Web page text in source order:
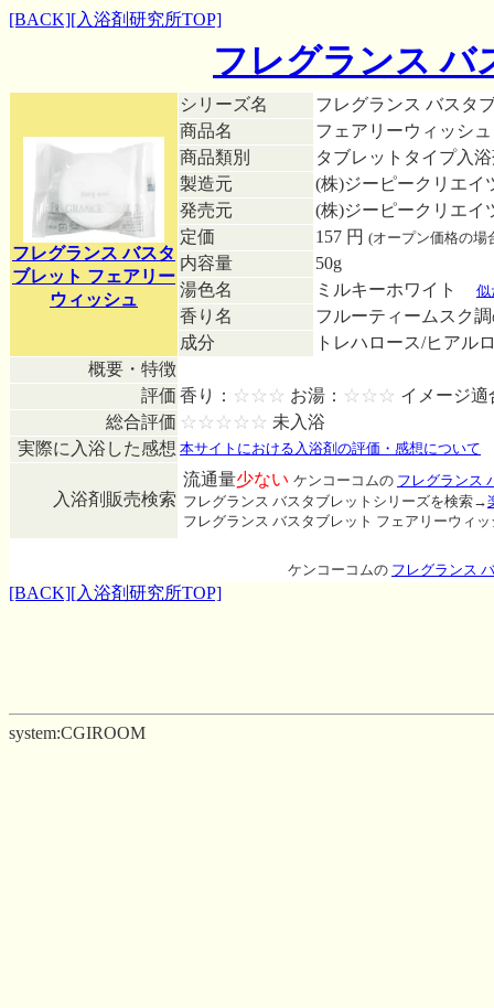
[BACK][入浴剤研究所TOP]
フレグランス バ
フレグランス バスタ
ブレット フェアリー
ウィッシュ
シリーズ名
フレグランス バスタ
商品名
フェアリーウィッシュ
商品類別
タブレットタイプ入
製造元
(株)ジーピークリエイ
発売元
(株)ジーピークリエイ
定価
157 円 (オープン価格の場
内容量
50g
湯色名
ミルキーホワイト 似
香り名
フルーティームスク
成分
トレハロース/ヒアル
概要・特徴
評価 香り： ☆☆☆ お湯： ☆☆☆ イメージ適
総合評価 ☆☆☆☆☆ 未入浴
実際に入浴した感想 本サイトにおける入浴剤の評価・感想について
入浴剤販売検索
流通量少ない ケンコーコムの フレグランス
フレグランス バスタブレットシリーズを検索→
フレグランス バスタブレット フェアリーウィ
ケンコーコムの フレグランス
[BACK][入浴剤研究所TOP]
system:CGIROOM